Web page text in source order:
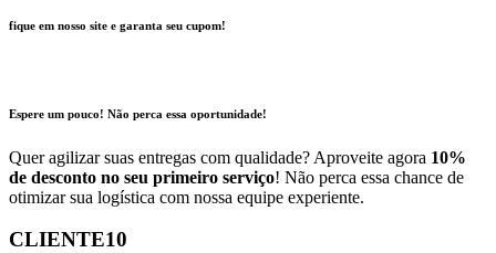
fique em nosso site e garanta seu cupom!
Espere um pouco! Não perca essa oportunidade!
Quer agilizar suas entregas com qualidade? Aproveite agora 10%
de desconto no seu primeiro serviço! Não perca essa chance de
otimizar sua logística com nossa equipe experiente.
CLIENTE10